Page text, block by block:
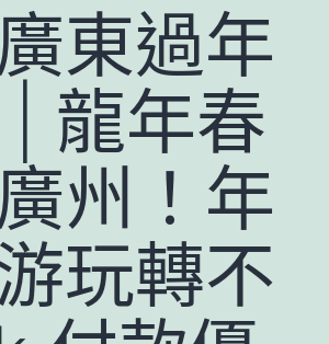
東過年
龍年春
州！年
玩轉不